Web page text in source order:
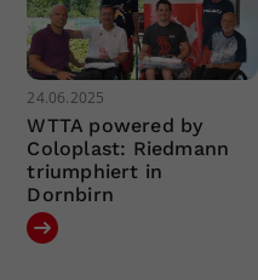
24.06.2025
WTTA powered by
Coloplast: Riedmann
triumphiert in
Dornbirn